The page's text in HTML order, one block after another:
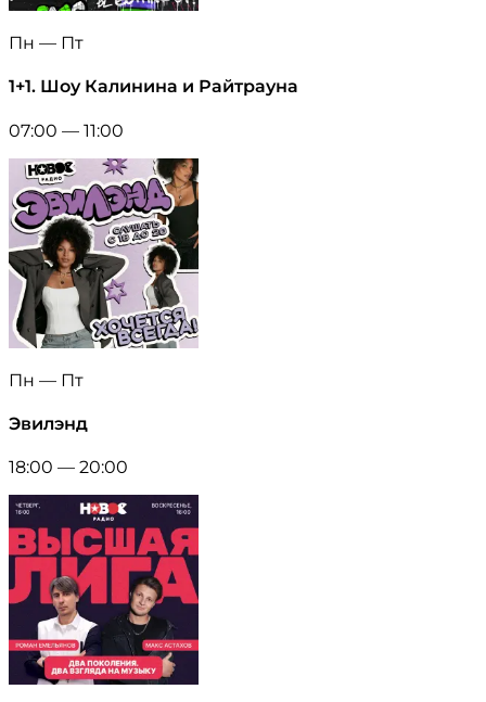
Пн — Пт
1+1. Шоу Калинина и Райтрауна
07:00 — 11:00
Пн — Пт
Эвилэнд
18:00 — 20:00